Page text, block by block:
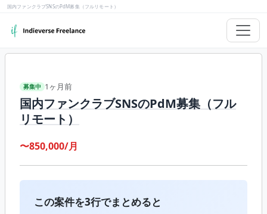
国内ファンクラブSNSのPdM募集（フルリモート）
募集中 1ヶ月前
国内ファンクラブSNSのPdM募集（フル
リモート）
〜850,000/月
この案件を3行でまとめると